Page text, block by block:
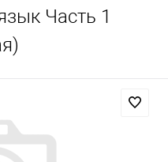
Часть 1